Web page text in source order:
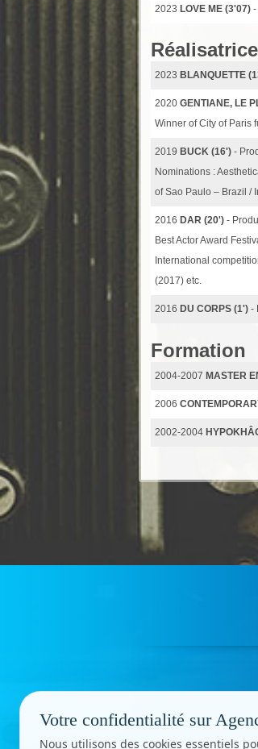
2023 LOVE ME (3'07) -
2023 BLANQUETTE
2020 GENTIANE, LE
Winner of City of Paris
2019 BUCK (16') -
Nominations :
of Sao Paulo – Brazil /
2016 DAR (20') -
Best Actor Award
International
(2017) etc.
2016 DU CORPS (1') -
Formation
2004-2007 MASTER
2006
2002-2004
Votre confidentialité sur
Nous utilisons des cookies essentiels